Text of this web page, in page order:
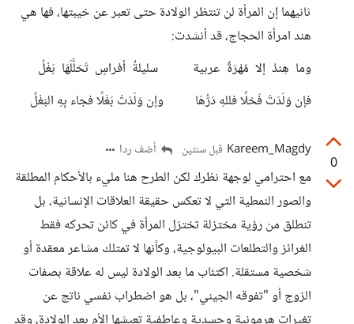
ثانيهما إن المرأة لن تنتظر الولادة حتى تعبر عن خيبتها، فها هي
هند امرأة الحجاج، قد أنشدت:
وما هِندُ إلا مُهْرَةٌ عربية سليلةُ أفراسٍ تَحَلَّلَهَا بَغْلُ
فإن وَلَدَتْ فَحْلًا فللهِ دَرُّهَا وإن وَلَدَتْ بَغْلًا فجاء بِهِ البَغْلُ
0
Kareem_Magdy قبل سنتين أضف ردا
مع احترامي لوجهة نظرك لكن الطرح هنا مليء بالأحكام المطلقة
والصور النمطية التي لا تعكس حقيقة العلاقات الإنسانية، بل
تنطلق من رؤية مختزلة تختزل المرأة في كائن تحركه فقط
الغرائز والتطلعات البيولوجية، وكأنها لا تمتلك مشاعر معقدة أو
شخصية مستقلة. اكتئاب ما بعد الولادة ليس له علاقة بصفات
الزوج أو "تفوقه الجيني"، بل هو اضطراب نفسي ناتج عن